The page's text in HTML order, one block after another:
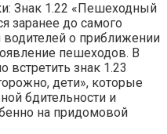
Знак 1.22 «Пешеходный
заранее до самого
о приближении
пешеходов. В
знак 1.23
дети», которые
бдительности и
на придомовой